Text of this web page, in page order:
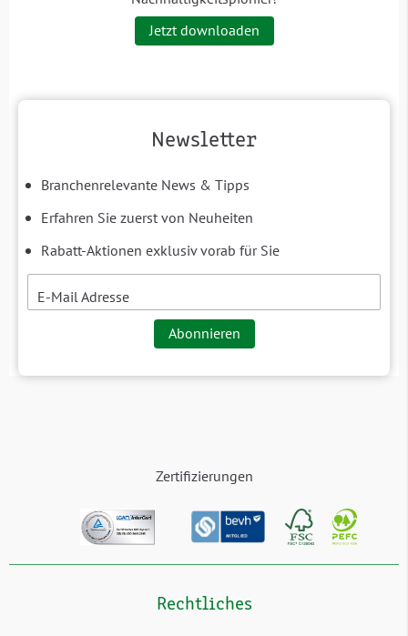
Newsletter
Branchenrelevante News & Tipps
Erfahren Sie zuerst von Neuheiten
Rabatt-Aktionen exklusiv vorab für Sie
E-Mail Adresse
Abonnieren
Jetzt downloaden
Zertifizierungen
Rechtliches